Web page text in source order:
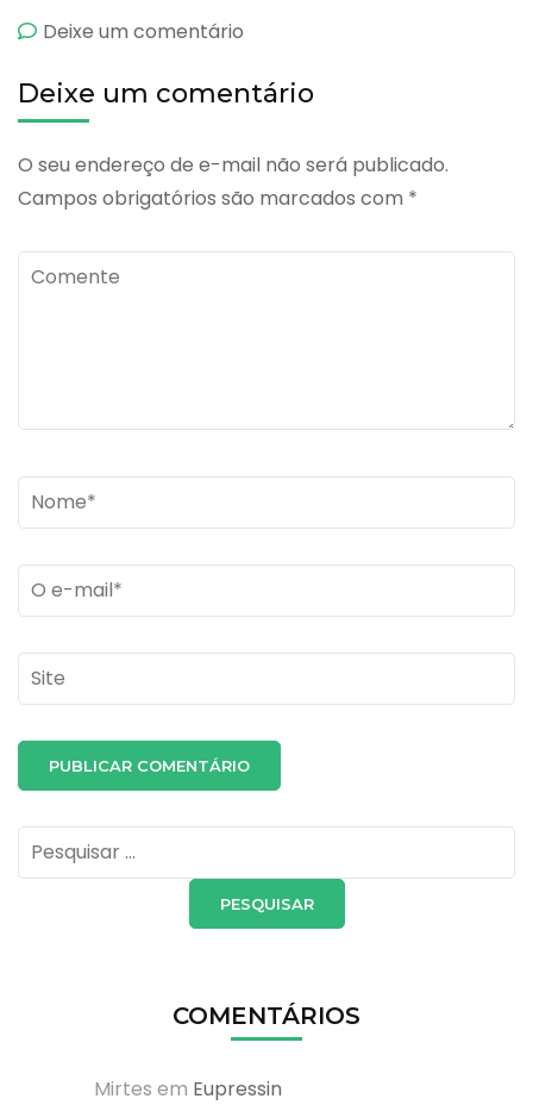
Deixe um comentário
Deixe um comentário
O seu endereço de e-mail não será publicado.
Campos obrigatórios são marcados com *
Comente
Name*
Email *
Site
Pesquisar
por:
COMENTÁRIOS
Mirtes em Eupressin